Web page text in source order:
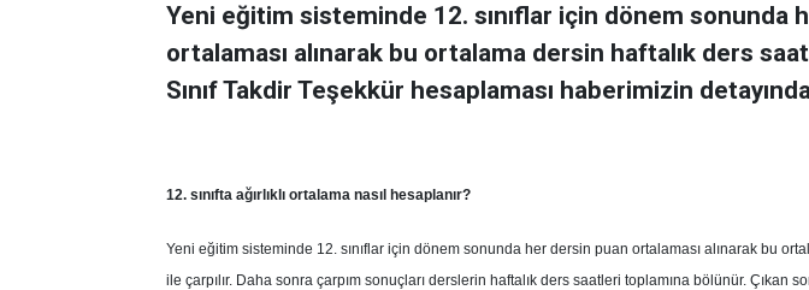
Yeni eğitim sisteminde 12. sınıflar için dönem sonunda
ortalaması alınarak bu ortalama dersin haftalık ders
Sınıf Takdir Teşekkür hesaplaması haberimizin
12. sınıfta ağırlıklı ortalama nasıl hesaplanır?
Yeni eğitim sisteminde 12. sınıflar için dönem sonunda her dersin puan ortalaması alınarak bu
ile çarpılır. Daha sonra çarpım sonuçları derslerin haftalık ders saatleri toplamına bölünür. Çıkan